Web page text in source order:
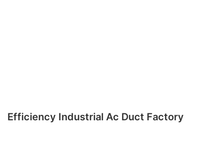
Efficiency Industrial Ac Duct Factory